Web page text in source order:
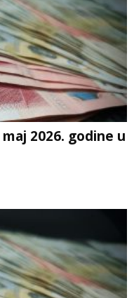
2026. godine u